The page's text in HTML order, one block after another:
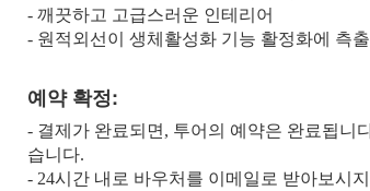
- 깨끗하고 고급스러운 인테리어
- 원적외선이 생체활성화 기능 활정화에 측
예약 확정:
- 결제가 완료되면, 투어의 예약은 완료됩니
습니다.
- 24시간 내로 바우처를 이메일로 받아보시